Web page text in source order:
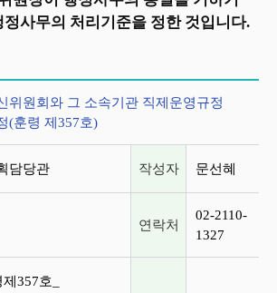
사무의 처리기준을 정한 것입니다.
위원회와 그 소속기관 직제운영규정
(훈령 제357호)
담당관 작성자 문선혜
연락처
02-2110-
1327
357호_